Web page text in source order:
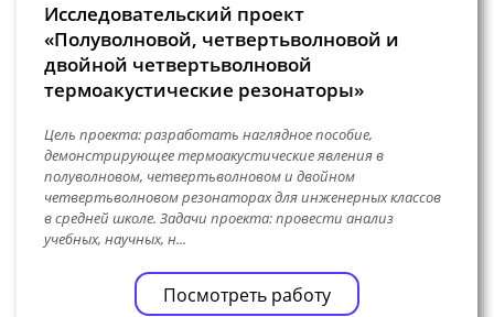
Исследовательский проект
«Полуволновой, четвертьволновой и
двойной четвертьволновой
термоакустические резонаторы»
Цель проекта: разработать наглядное пособие,
демонстрирующее термоакустические явления в
полуволновом, четвертьволновом и двойном
четвертьволновом резонаторах для инженерных классов
в средней школе. Задачи проекта: провести анализ
учебных, научных, н...
Посмотреть работу